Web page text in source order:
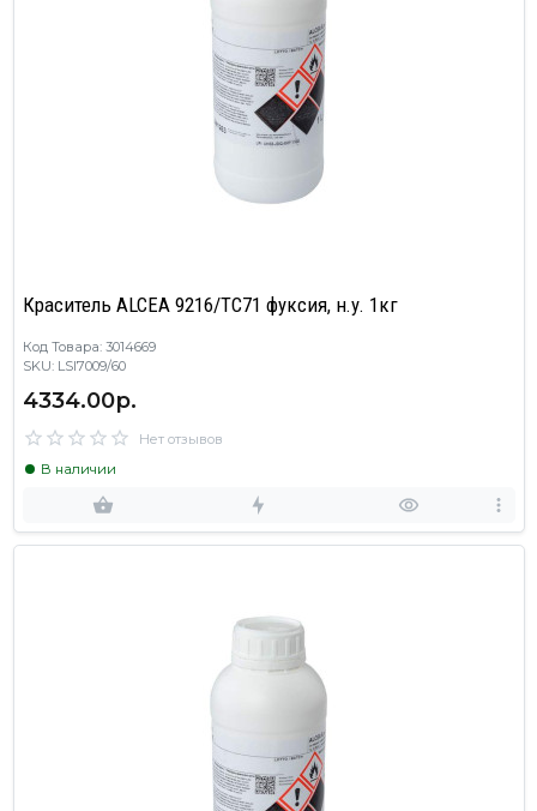
Краситель ALCEA 9216/TC71 фуксия, н.у. 1кг
Код Товара: 3014669
SKU: LSI7009/60
4334.00р.
Нет отзывов
В наличии